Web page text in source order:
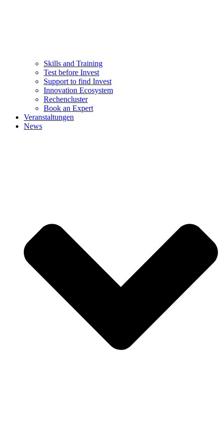
Skills and Training
Test before Invest
Support to find Invest
Innovation Ecosystem
Rechencluster​
Book an Expert
Veranstaltungen
News